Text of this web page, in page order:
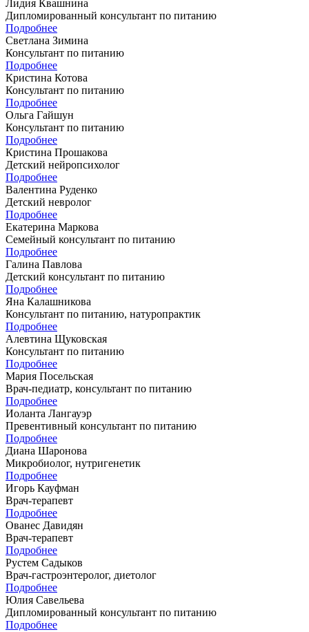
Лидия Квашнина
Дипломированный консультант по питанию
Подробнее
Светлана Зимина
Консультант по питанию
Подробнее
Кристина Котова
Консультант по питанию
Подробнее
Ольга Гайшун
Консультант по питанию
Подробнее
Кристина Прошакова
Детский нейропсихолог
Подробнее
Валентина Руденко
Детский невролог
Подробнее
Екатерина Маркова
Семейный консультант по питанию
Подробнее
Галина Павлова
Детский консультант по питанию
Подробнее
Яна Калашникова
Консультант по питанию, натуропрактик
Подробнее
Алевтина Щуковская
Консультант по питанию
Подробнее
Мария Посельская
Врач-педиатр, консультант по питанию
Подробнее
Иоланта Лангауэр
Превентивный консультант по питанию
Подробнее
Диана Шаронова
Микробиолог, нутригенетик
Подробнее
Игорь Кауфман
Врач-терапевт
Подробнее
Ованес Давидян
Врач-терапевт
Подробнее
Рустем Садыков
Врач-гастроэнтеролог, диетолог
Подробнее
Юлия Савельева
Дипломированный консультант по питанию
Подробнее